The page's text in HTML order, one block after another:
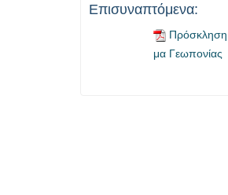
Επισυναπτόμενα:
Πρόσκληση
μα Γεωπονίας